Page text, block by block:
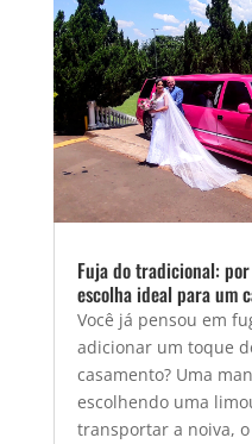
Fuja do tradicional:
escolha ideal para um
Você já pensou em
adicionar um toque
casamento? Uma
escolhendo uma
transportar a noiva,